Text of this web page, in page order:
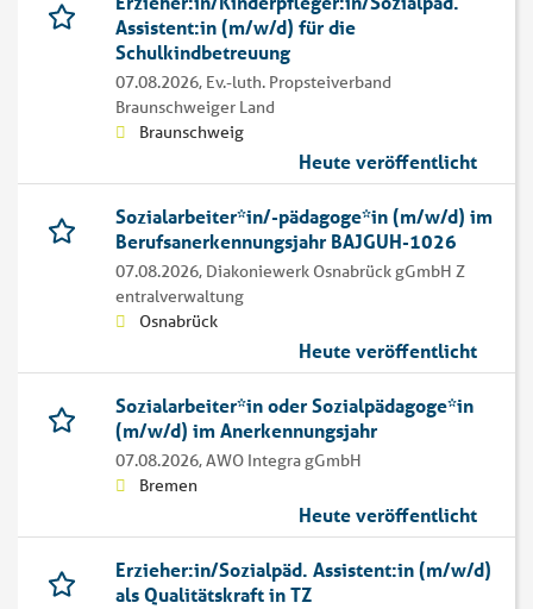
Assistent:in (m/w/d) für die
Schulkindbetreuung
07.08.2026, Ev.-luth. Propsteiverband
Braunschweiger Land
Braunschweig
Heute veröffentlicht
Sozialarbeiter*in/-pädagoge*in (m/w/d) im
Berufsanerkennungsjahr BAJGUH-1026
07.08.2026, Diakoniewerk Osnabrück gGmbH Z
entralverwaltung
Osnabrück
Heute veröffentlicht
Sozialarbeiter*in oder Sozialpädagoge*in
(m/w/d) im Anerkennungsjahr
07.08.2026,AWO Integra gGmbH
Bremen
Heute veröffentlicht
Erzieher:in/Sozialpäd. Assistent:in (m/w/d)
als Qualitätskraft in TZ